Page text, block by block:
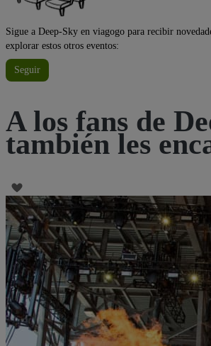
Sigue a Deep-Sky en viagogo para recibir
explorar estos otros eventos:
Seguir
A los fans de
también les